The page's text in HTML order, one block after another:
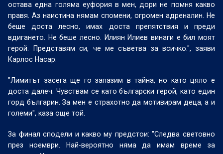
остава една голяма еуфория в мен, дори не помня какво
правя. Аз наистина нямам спомени, огромен адреналин. Не
беше доста лесно, имах доста препятствия и преди
вдигането. Не беше лесно. Илиян Илиев винаги е бил моят
герой. Представям си, че ме съветва за всичко.", заяви
Карлос Насар.
"Лимитът засега ще го запазим в тайна, но като цяло е
доста далеч. Чувствам се като български герой, като един
горд българин. За мен е страхотно да мотивирам деца, а и
големи", каза още той.
За финал сподели и какво му предстои: "Следва световно
през ноември. Най-вероятно няма да имам време за